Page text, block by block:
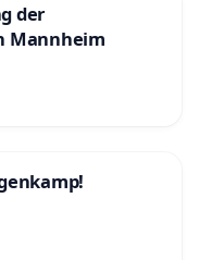
der
Mannheim